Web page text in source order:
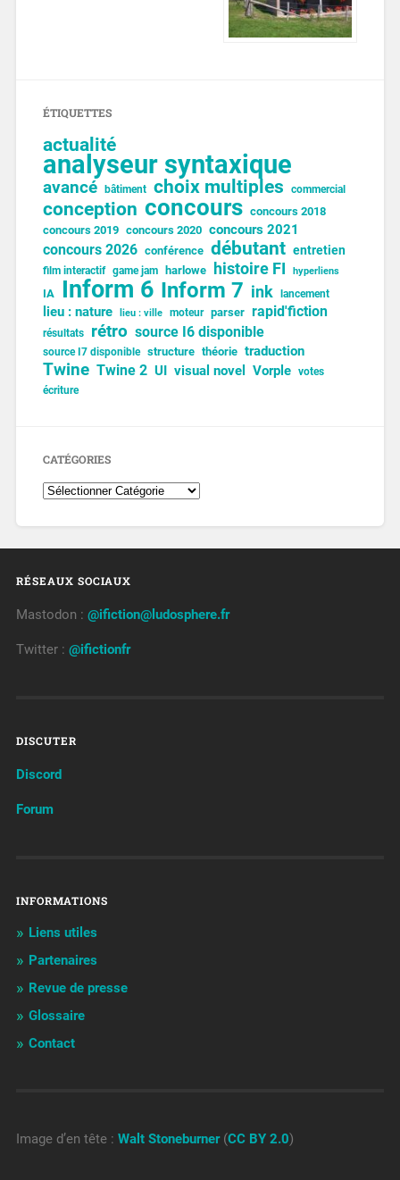
ÉTIQUETTES
actualité
analyseur syntaxique
avancé bâtiment choix multiples commercial
conception concours concours 2018
concours 2019 concours 2020 concours 2021
concours 2026 conférence débutant entretien
film interactif game jam harlowe histoire FI hyperliens
IA Inform 6 Inform 7 ink lancement
lieu : nature lieu : ville moteur parser rapid'fiction
résultats rétro source I6 disponible
source I7 disponible structure théorie traduction
Twine Twine 2 UI visual novel Vorple votes
écriture
CATÉGORIES
RÉSEAUX SOCIAUX
Mastodon : @ifiction@ludosphere.fr
Twitter : @ifictionfr
DISCUTER
Discord
Forum
INFORMATIONS
Liens utiles
Partenaires
Revue de presse
Glossaire
Contact
Image d’en tête : Walt Stoneburner(CC BY 2.0)